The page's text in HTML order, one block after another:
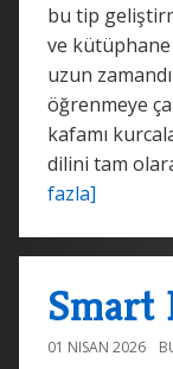
bu tip
ve
uzun
öğrenmeye
kafamı
dilini tam
fazla]
Smart
01 NISAN 2026